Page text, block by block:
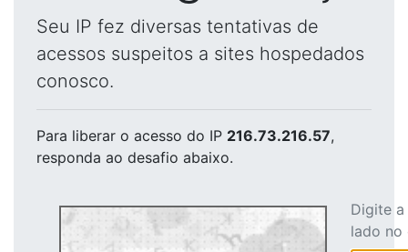
Seu IP fez diversas tentativas de
acessos suspeitos a sites hospedados
conosco.
Para liberar o acesso do IP 216.73.216.57,
responda ao desafio abaixo.
Digite
lado no